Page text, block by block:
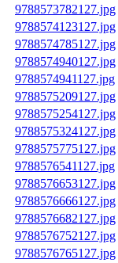
9788573782127.jpg
9788574123127.jpg
9788574785127.jpg
9788574940127.jpg
9788574941127.jpg
9788575209127.jpg
9788575254127.jpg
9788575324127.jpg
9788575775127.jpg
9788576541127.jpg
9788576653127.jpg
9788576666127.jpg
9788576682127.jpg
9788576752127.jpg
9788576765127.jpg